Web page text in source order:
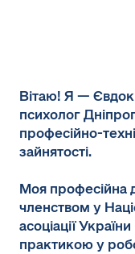
Вітаю! Я —
психолог
професійно-
зайнятості.
Моя професійна
членством у
асоціації
практикою у